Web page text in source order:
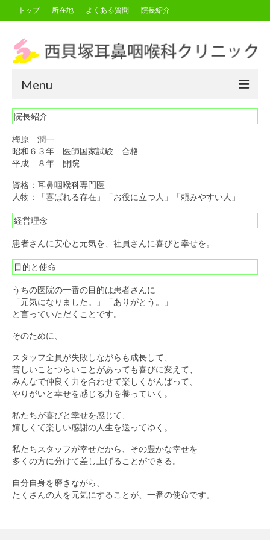
トップ 所在地 よくある質問 院長紹介
Menu
トップ
所在地
よくある質問
院長紹介
院長紹介
梅原 潤一
昭和６３年 医師国家試験 合格
平成 ８年 開院
資格：耳鼻咽喉科専門医
人物：「喜ばれる存在」「お役に立つ人」「頼みやすい人」
経営理念
患者さんに安心と元気を、社員さんに喜びと幸せを。
目的と使命
うちの医院の一番の目的は患者さんに
「元気になりました。」「ありがとう。」
と言っていただくことです。
そのために、
スタッフ全員が失敗しながらも成長して、
苦しいことつらいことがあっても喜びに変えて、
みんなで仲良く力を合わせて楽しくがんばって、
やりがいと幸せを感じる力を養っていく。
私たちが喜びと幸せを感じて、
嬉しくて楽しい感謝の人生を送ってゆく。
私たちスタッフが幸せだから、その豊かな幸せを
多くの方に分けて差し上げることができる。
自分自身を磨きながら、
たくさんの人を元気にすることが、一番の使命です。